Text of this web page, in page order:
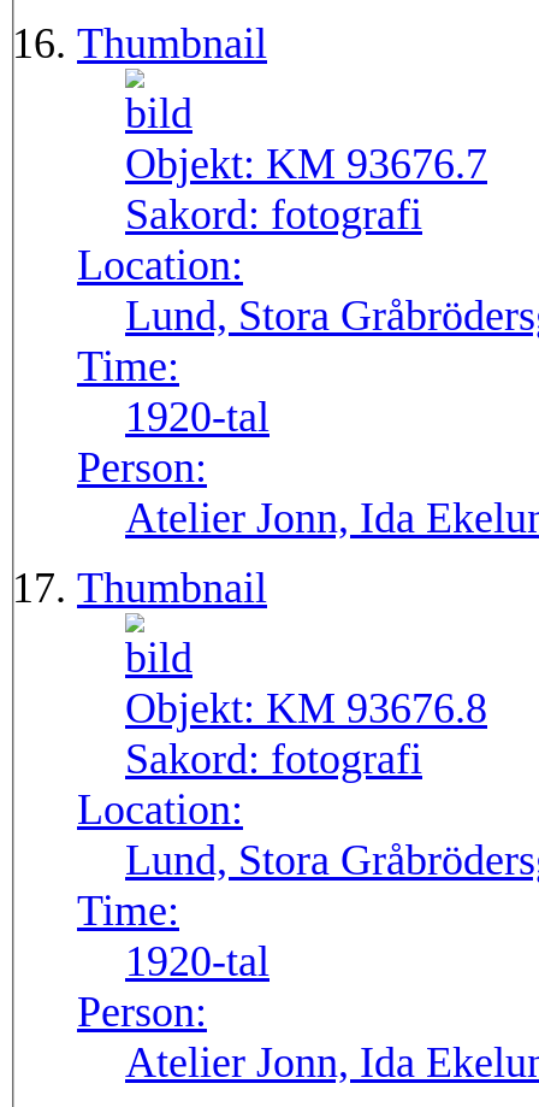
Thumbnail
Objekt: KM 93676.7
Sakord: fotografi
Location:
Lund, Stora
Time:
1920-tal
Person:
Atelier Jonn, Ida
Thumbnail
Objekt: KM 93676.8
Sakord: fotografi
Location:
Lund, Stora
Time:
1920-tal
Person:
Atelier Jonn, Ida